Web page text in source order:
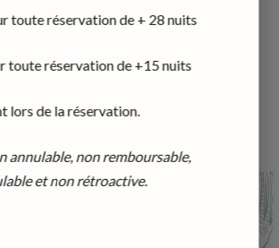
toute réservation de + 28 nuits
toute réservation de +15 nuits
lors de la réservation.
annulable, non remboursable,
et non rétroactive.